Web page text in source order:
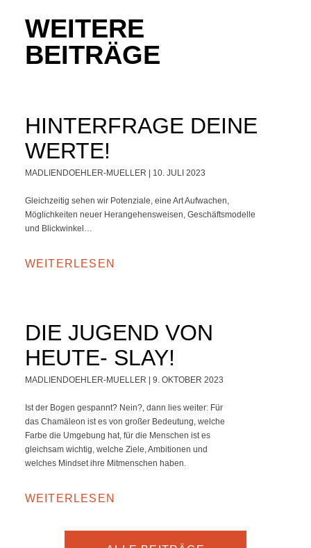
WEITERE
BEITRÄGE
HINTERFRAGE DEINE
WERTE!
MADLIENDOEHLER-MUELLER 10. JULI 2023
Gleichzeitig sehen wir Potenziale, eine Art Aufwachen,
Möglichkeiten neuer Herangehensweisen, Geschäftsmodelle
und Blickwinkel…
WEITERLESEN
DIE JUGEND VON
HEUTE- SLAY!
MADLIENDOEHLER-MUELLER 9. OKTOBER 2023
Ist der Bogen gespannt? Nein?, dann lies weiter: Für
das Chamäleon ist es von großer Bedeutung, welche
Farbe die Umgebung hat, für die Menschen ist es
gleichsam wichtig, welche Ziele, Ambitionen und
welches Mindset ihre Mitmenschen haben.
WEITERLESEN